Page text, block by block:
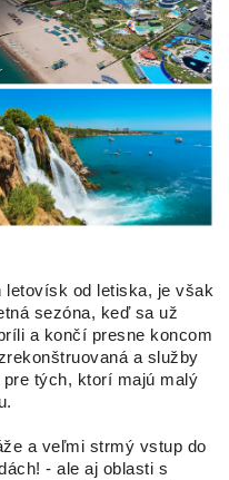
letovísk od letiska, je však
sezóna, keď sa už
a končí presne koncom
a služby
tých, ktorí majú malý
a veľmi strmý vstup do
- ale aj oblasti s